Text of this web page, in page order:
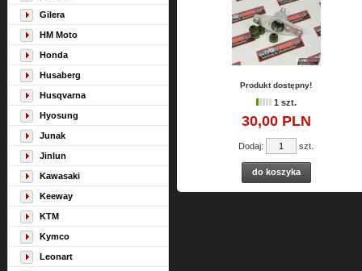
Gilera
HM Moto
Honda
Husaberg
Husqvarna
Hyosung
Junak
Jinlun
Kawasaki
Keeway
KTM
Kymco
Leonart
Produkt dostępny!
1 szt.
30,00PLN
Dodaj: szt.
do koszyka